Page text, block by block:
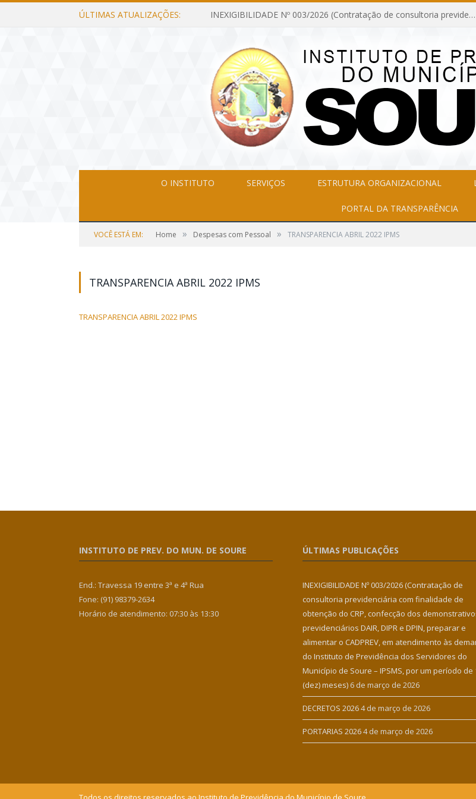
ÚLTIMAS ATUALIZAÇÕES: INEXIGIBILIDADE Nº 003/2026 (Contratação de consultoria previdenciária com finalidade de obtenção do CRP, confecção dos demonstrativos previdenciários DAIR, DIPR e DPIN, preparar e alimentar o CADPREV, em atendimento às demandas do Instituto de Previdência dos Servidores do Município de Soure – IPSMS, por um período de 10 (dez) meses)
O INSTITUTO SERVIÇOS ESTRUTURA ORGANIZACIONAL
PORTAL DA TRANSPARÊNCIA
VOCÊ ESTÁ EM: Home » Despesas com Pessoal » TRANSPARENCIA ABRIL 2022 IPMS
TRANSPARENCIA ABRIL 2022 IPMS
TRANSPARENCIA ABRIL 2022 IPMS
INSTITUTO DE PREV. DO MUN. DE SOURE
End.: Travessa 19 entre 3ª e 4ª Rua
Fone: (91) 98379-2634
Horário de atendimento: 07:30 às 13:30
ÚLTIMAS PUBLICAÇÕES
INEXIGIBILIDADE Nº 003/2026 (Contratação de
consultoria previdenciária com finalidade de
obtenção do CRP, confecção dos
previdenciários DAIR, DIPR e DPIN, preparar e
alimentar o CADPREV, em atendimento às
do Instituto de Previdência dos Servidores do
Município de Soure – IPSMS, por um período de
(dez) meses) 6 de março de 2026
DECRETOS 20264 de março de 2026
PORTARIAS 20264 de março de 2026